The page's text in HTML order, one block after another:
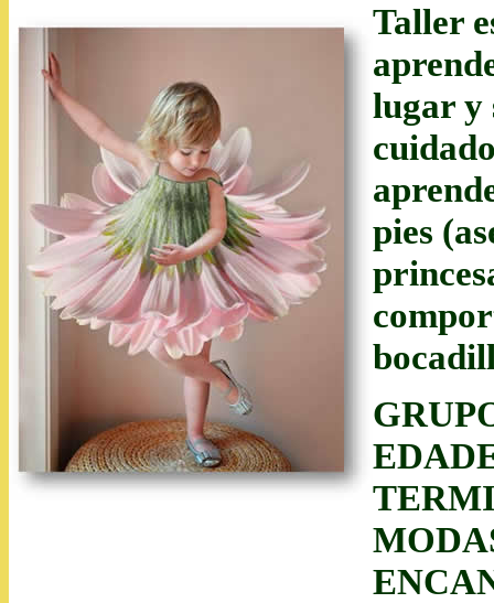
Taller
lugar y
pies